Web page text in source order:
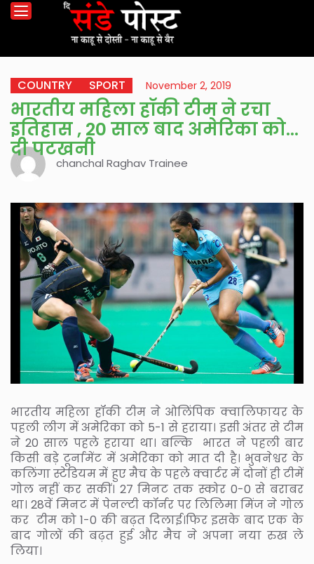
COUNTRY SPORT November 2, 2019
भारतीय महिला हॉकी टीम ने रचा
इतिहास , 20 साल बाद अमेरिका को
दी पटखनी
chanchal Raghav Trainee
भारतीय महिला हॉकी टीम ने ओलिंपिक क्वालिफायर के
पहली लीग में अमेरिका को 5-1 से हराया। इसी अंतर से टीम
ने 20 साल पहले हराया था। बल्कि भारत ने पहली बार
किसी बड़े टूर्नामेंट में अमेरिका को मात दी है। भुवनेश्वर के
कलिंगा स्टेडियम में हुए मैच के पहले क्वार्टर में दोनों ही टीमें
गोल नहीं कर सकीं। 27 मिनट तक स्कोर 0-0 से बराबर
था। 28वें मिनट में पेनल्टी कॉर्नर पर लिलिमा मिंज ने गोल
कर टीम को 1-0 की बढ़त दिलाई।फिर इसके बाद एक के
बाद गोलों की बढ़त हुई और मैच ने अपना नया रुख ले
लिया।